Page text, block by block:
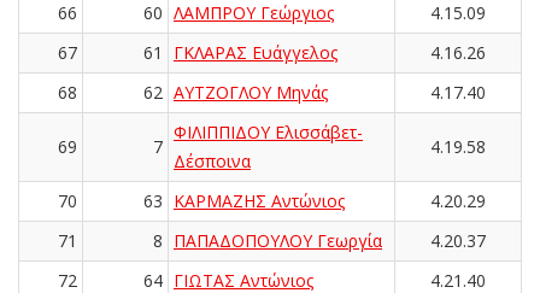
66
60 ΛΑΜΠΡΟΥ Γεώργιος
4.15.09
67
61 ΓΚΛΑΡΑΣ Ευάγγελος
4.16.26
68
62 ΑΥΤΖΟΓΛΟΥ Μηνάς 4.17.40
69 7
ΦΙΛΙΠΠΙΔΟΥ Ελισσάβετ-
Δέσποινα
4.19.58
70 63 ΚΑΡΜΑΖΗΣ Αντώνιος
4.20.29
71
8 ΠΑΠΑΔΟΠΟΥΛΟΥ Γεωργία
4.20.37
72
64 ΓΙΩΤΑΣ Αντώνιος
4.21.40